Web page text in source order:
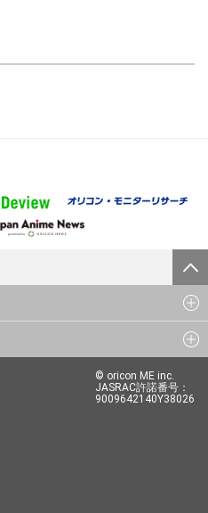
© oricon ME inc.
JASRAC許諾番号：
9009642140Y38026